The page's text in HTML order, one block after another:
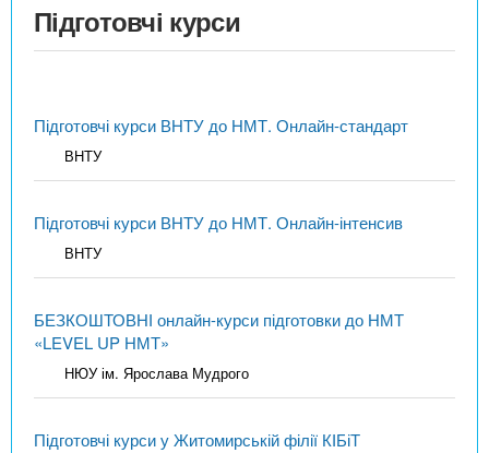
Підготовчі курси
Підготовчі курси ВНТУ до НМТ. Онлайн-стандарт
ВНТУ
Підготовчі курси ВНТУ до НМТ. Онлайн-інтенсив
ВНТУ
БЕЗКОШТОВНІ онлайн-курси підготовки до НМТ
«LEVEL UP НМТ»
НЮУ ім. Ярослава Мудрого
Підготовчі курси у Житомирській філії КІБіТ